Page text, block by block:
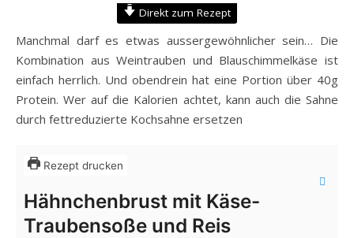
Direkt zum Rezept
Manchmal darf es etwas aussergewöhnlicher sein… Die
Kombination aus Weintrauben und Blauschimmelkäse ist
einfach herrlich. Und obendrein hat eine Portion über 40g
Protein. Wer auf die Kalorien achtet, kann auch die Sahne
durch fettreduzierte Kochsahne ersetzen
Rezept drucken
Hähnchenbrust mit Käse-
Traubensoße und Reis